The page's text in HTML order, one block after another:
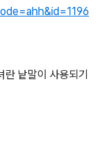
낱말이 사용되기